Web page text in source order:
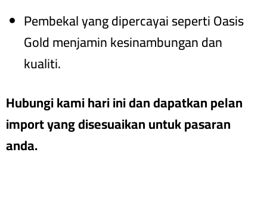
Pembekal yang dipercayai seperti Oasis
Gold menjamin kesinambungan dan
kualiti.
Hubungi kami hari ini dan dapatkan pelan
import yang disesuaikan untuk pasaran
anda.